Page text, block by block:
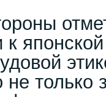
к
не только